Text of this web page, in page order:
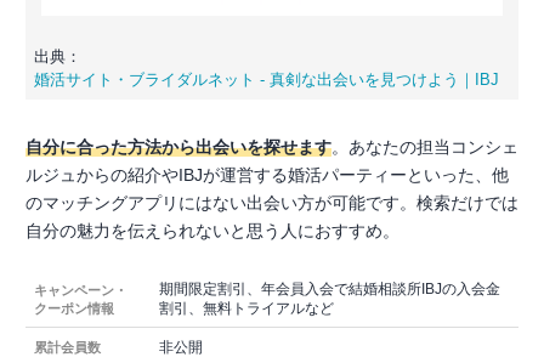
出典：
婚活サイト・ブライダルネット - 真剣な出会いを見つけよう｜IBJ
自分に合った方法から出会いを探せます。あなたの担当コンシェ
ルジュからの紹介やIBJが運営する婚活パーティーといった、他
のマッチングアプリにはない出会い方が可能です。検索だけでは
自分の魅力を伝えられないと思う人におすすめ。
キャンペーン・
クーポン情報
期間限定割引、年会員入会で結婚相談所IBJの入会金
割引、無料トライアルなど
累計会員数 非公開